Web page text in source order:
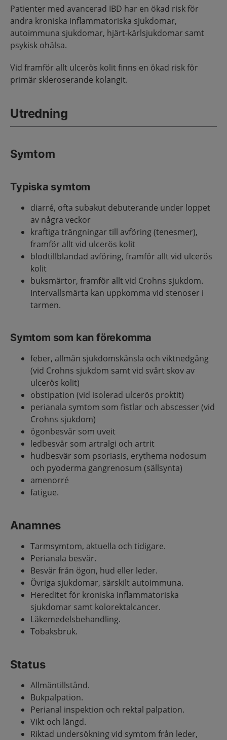
Patienter med avancerad IBD har en ökad risk för
andra kroniska inflammatoriska sjukdomar,
autoimmuna sjukdomar, hjärt-kärlsjukdomar samt
psykisk ohälsa.
Vid framför allt ulcerös kolit finns en ökad risk för
primär skleroserande kolangit.
Utredning
Symtom
Typiska symtom
diarré, ofta subakut debuterande under loppet
av några veckor
kraftiga trängningar till avföring (tenesmer),
framför allt vid ulcerös kolit
blodtillblandad avföring, framför allt vid ulcerös
kolit
buksmärtor, framför allt vid Crohns sjukdom.
Intervallsmärta kan uppkomma vid stenoser i
tarmen.
Symtom som kan förekomma
feber, allmän sjukdomskänsla och viktnedgång
(vid Crohns sjukdom samt vid svårt skov av
ulcerös kolit)
obstipation (vid isolerad ulcerös proktit)
perianala symtom som fistlar och abscesser (vid
Crohns sjukdom)
ögonbesvär som uveit
ledbesvär som artralgi och artrit
hudbesvär som psoriasis, erythema nodosum
och pyoderma gangrenosum (sällsynta)
amenorré
fatigue.
Anamnes
Tarmsymtom, aktuella och tidigare.
Perianala besvär.
Besvär från ögon, hud eller leder.
Övriga sjukdomar, särskilt autoimmuna.
Hereditet för kroniska inflammatoriska
sjukdomar samt kolorektalcancer.
Läkemedelsbehandling.
Tobaksbruk.
Status
Allmäntillstånd.
Bukpalpation.
Perianal inspektion och rektal palpation.
Vikt och längd.
Riktad undersökning vid symtom från leder,